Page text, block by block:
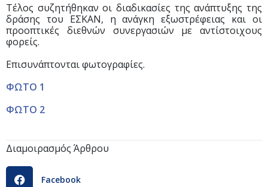
Τέλος συζητήθηκαν οι διαδικασίες της ανάπτυξης της
δράσης του ΕΣΚΑΝ, η ανάγκη εξωστρέφειας και οι
προοπτικές διεθνών συνεργασιών με αντίστοιχους
φορείς.
Επισυνάπτονται φωτογραφίες.
ΦΩΤΟ 1
ΦΩΤΟ 2
Διαμοιρασμός Άρθρου
Facebook